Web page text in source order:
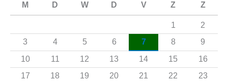
a
r
:
M D W D V Z Z
1
2
3
4 5 6 7 8
9
10
11 12 13 14 15
16
17
18 19 20 21 22 23